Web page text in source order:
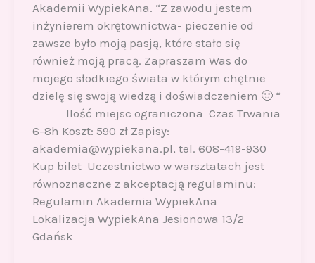
Akademii WypiekAna. “Z zawodu jestem
inżynierem okrętownictwa- pieczenie od
zawsze było moją pasją, które stało się
również moją pracą. Zapraszam Was do
mojego słodkiego świata w którym chętnie
dzielę się swoją wiedzą i doświadczeniem 🙂 “
Ilość miejsc ograniczona Czas Trwania
6-8h Koszt: 590 zł Zapisy:
akademia@wypiekana.pl, tel. 608-419-930
Kup bilet Uczestnictwo w warsztatach jest
równoznaczne z akceptacją regulaminu:
Regulamin Akademia WypiekAna
Lokalizacja WypiekAna Jesionowa 13/2
Gdańsk